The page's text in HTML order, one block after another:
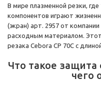
В мире плазменной резки,
компонентов играют
(экран) арт. 2957 от
расходным материалом.
резака Cebora CP 70C с
Что такое защита
чего